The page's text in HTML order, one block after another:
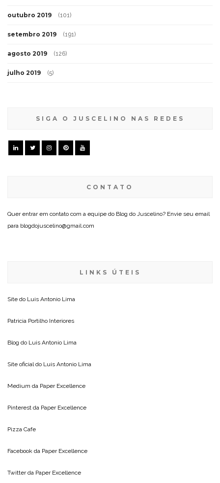
outubro 2019 (101)
setembro 2019 (191)
agosto 2019 (126)
julho 2019 (5)
SIGA O JUSCELINO NAS REDES
CONTATO
Quer entrar em contato com a equipe do Blog do Juscelino? Envie seu email
para blogdojuscelino@gmail.com
LINKS ÚTEIS
Site do Luis Antonio Lima
Patricia Portilho Interiores
Blog do Luis Antonio Lima
Site oficial do Luis Antonio Lima
Medium da Paper Excellence
Pinterest da Paper Excellence
Pizza Cafe
Facebook da Paper Excellence
Twitter da Paper Excellence